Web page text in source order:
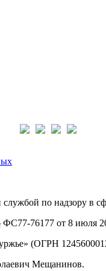
службой по надзору в
76177 от 8 июля
(ОГРН
Мещанинов.